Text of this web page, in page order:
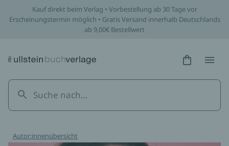
Kauf direkt beim Verlag • Vorbestellung ab 30 Tage vor
Erscheinungstermin möglich • Gratis Versand innerhalb Deutschlands
ab 9,00€ Bestellwert
Hidden
Autor:innenübersicht